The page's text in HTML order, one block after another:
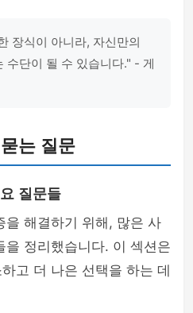
장식이 아니라, 자신만의
수단이 될 수 있습니다." - 게
는 질문
질문들
을 해결하기 위해, 많은 사
을 정리했습니다. 이 섹션은
고 더 나은 선택을 하는 데